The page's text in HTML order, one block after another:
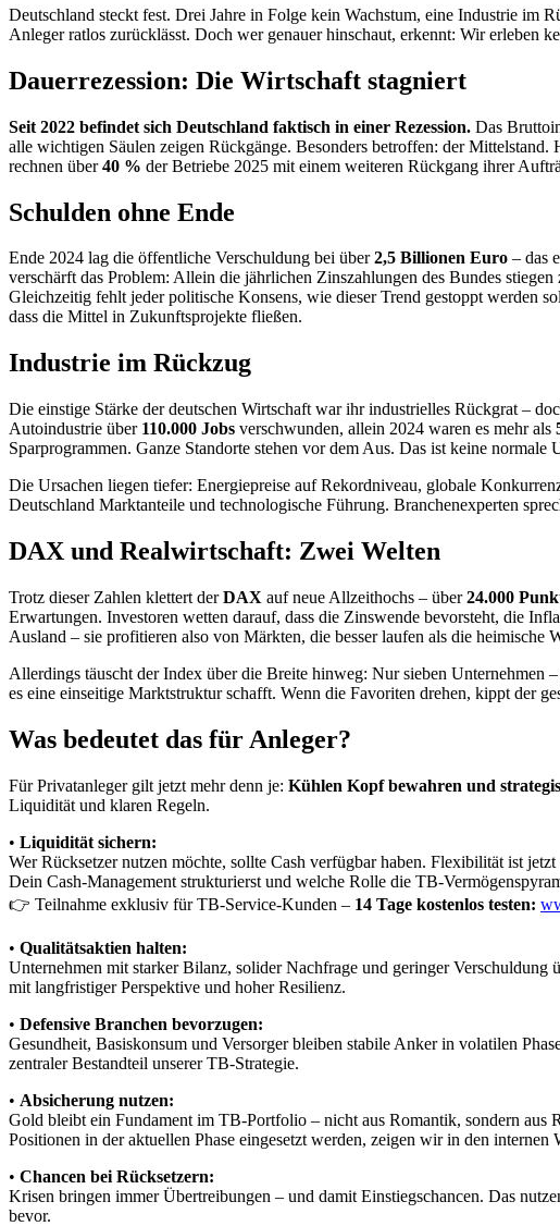
Deutschland steckt fest. Drei Jahre in Folge kein Wachstum, eine Industrie im
Anleger ratlos zurücklässt. Doch wer genauer hinschaut, erkennt: Wir erleben
Dauerrezession: Die Wirtschaft stagniert
Seit 2022 befindet sich Deutschland faktisch in einer Rezession. Das
alle wichtigen Säulen zeigen Rückgänge. Besonders betroffen: der
rechnen über40 % der Betriebe 2025 mit einem weiteren Rückgang ihrer
Schulden ohne Ende
Ende 2024 lag die öffentliche Verschuldung bei über2,5 Billionen Euro – das
verschärft das Problem: Allein die jährlichen Zinszahlungen des Bundes stiegen
Gleichzeitig fehlt jeder politische Konsens, wie dieser Trend gestoppt werden
dass die Mittel in Zukunftsprojekte fließen.
Industrie im Rückzug
Die einstige Stärke der deutschen Wirtschaft war ihr industrielles Rückgrat –
Autoindustrie über 110.000 Jobs verschwunden, allein 2024 waren es mehr als
Sparprogrammen. Ganze Standorte stehen vor dem Aus. Das ist keine
Die Ursachen liegen tiefer: Energiepreise auf Rekordniveau, globale
Deutschland Marktanteile und technologische Führung. Branchenexperten
DAX und Realwirtschaft: Zwei Welten
Trotz dieser Zahlen klettert derDAX auf neue Allzeithochs – über24.000
Erwartungen. Investoren wetten darauf, dass die Zinswende bevorsteht, die
Ausland – sie profitieren also von Märkten, die besser laufen als die heimische
Allerdings täuscht der Index über die Breite hinweg: Nur sieben Unternehmen
es eine einseitige Marktstruktur schafft. Wenn die Favoriten drehen, kippt der
Was bedeutet das für Anleger?
Für Privatanleger gilt jetzt mehr denn je: Kühlen Kopf bewahren und
Liquidität und klaren Regeln.
• Liquidität sichern:
Wer Rücksetzer nutzen möchte, sollte Cash verfügbar haben. Flexibilität ist
Dein Cash-Management strukturierst und welche Rolle die TB-
👉 Teilnahme exklusiv für TB-Service-Kunden – 14 Tage kostenlos testen:
• Qualitätsaktien halten:
Unternehmen mit starker Bilanz, solider Nachfrage und geringer Verschuldung
mit langfristiger Perspektive und hoher Resilienz.
• Defensive Branchen bevorzugen:
Gesundheit, Basiskonsum und Versorger bleiben stabile Anker in volatilen
zentraler Bestandteil unserer TB-Strategie.
• Absicherung nutzen:
Gold bleibt ein Fundament im TB-Portfolio – nicht aus Romantik, sondern aus
Positionen in der aktuellen Phase eingesetzt werden, zeigen wir in den internen
• Chancen bei Rücksetzern:
Krisen bringen immer Übertreibungen – und damit Einstiegschancen. Das
bevor.